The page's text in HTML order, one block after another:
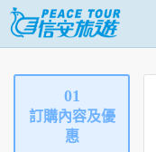
01
訂購內容及優
惠